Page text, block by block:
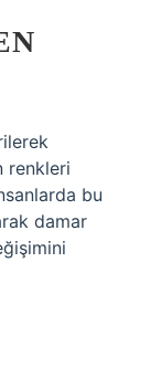
renkleri
bu
damar